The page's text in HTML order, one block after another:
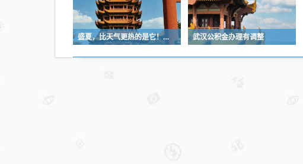
盛夏，比天气更热的是它！未来一线城市，都抢着下注 武汉公积金办理有调整